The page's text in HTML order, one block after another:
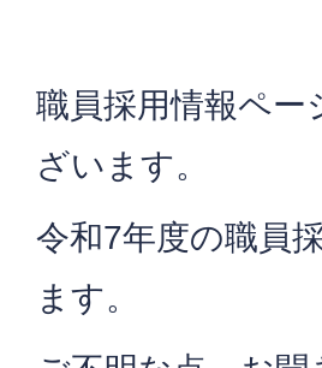
職員採用情報ペ
ざいます。
令和7年度の職員
ます。